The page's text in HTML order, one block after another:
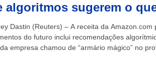
algoritmos sugerem o
Dastin (Reuters) – A receita da Amazon.com
do futuro inclui recomendações
empresa chamou de “armário mágico” no